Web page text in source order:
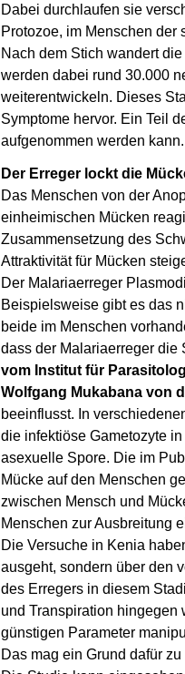
Dabei durchlaufen sie
Protozoe, im Menschen
Nach dem Stich wandert
werden dabei rund 30.000
weiterentwickeln. Dieses
Symptome hervor. Ein Teil
aufgenommen werden kann.
Der Erreger lockt die
Das Menschen von der
einheimischen Mücken
Zusammensetzung des
Attraktivität für Mücken
Der Malariaerreger
Beispielsweise gibt es das
beide im Menschen
dass der Malariaerreger die
vom Institut für
Wolfgang Mukabana von
beeinflusst. In
die infektiöse Gametozyte
asexuelle Spore. Die im
Mücke auf den Menschen
zwischen Mensch und
Menschen zur Ausbreitung
Die Versuche in Kenia
ausgeht, sondern über den
des Erregers in diesem
und Transpiration hingegen
günstigen Parameter
Das mag ein Grund dafür